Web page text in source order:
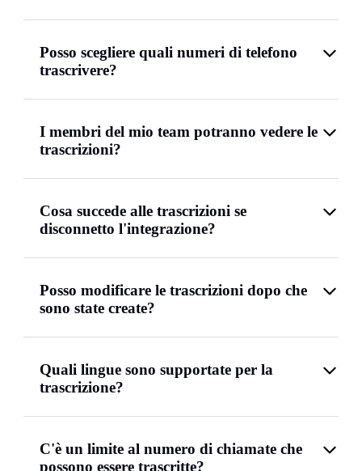
Posso scegliere quali numeri di telefono
trascrivere?
I membri del mio team potranno vedere le
trascrizioni?
Cosa succede alle trascrizioni se
disconnetto l'integrazione?
Posso modificare le trascrizioni dopo che
sono state create?
Quali lingue sono supportate per la
trascrizione?
C'è un limite al numero di chiamate che
possono essere trascritte?